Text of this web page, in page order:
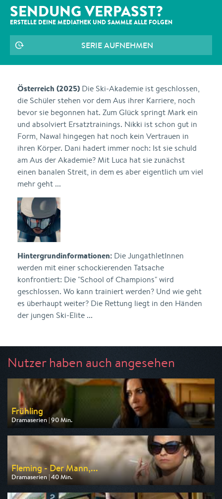
SENDUNG VERPASST?
ERSTELLE DEINE MEDIATHEK UND SAMMLE ALLE FOLGEN
SERIE AUFNEHMEN
Österreich (2025) Die Ski-Akademie ist geschlossen,
die Schüler stehen vor dem Aus ihrer Karriere, noch
bevor sie begonnen hat. Zum Glück springt Mark ein
und absolviert Ersatztrainings. Nikki ist schon gut in
Form, Nawal hingegen hat noch kein Vertrauen in
ihren Körper. Dani hadert immer noch: Ist sie schuld
am Aus der Akademie? Mit Luca hat sie zunächst
einen banalen Streit, in dem es aber eigentlich um viel
mehr geht ...
Hintergrundinformationen: Die JungathletInnen
werden mit einer schockierenden Tatsache
konfrontiert: Die "School of Champions" wird
geschlossen. Wo kann trainiert werden? Und wie geht
es überhaupt weiter? Die Rettung liegt in den Händen
der jungen Ski-Elite ...
Nutzer haben auch angesehen
Frühling
Dramaserien | 90 Min.
Ausgestrahlt von ZDF
am 09.08.2026, 20:15
Fleming - Der Mann,...
Dramaserien | 40 Min.
Ausgestrahlt von One
am 11.08.2026, 20:15